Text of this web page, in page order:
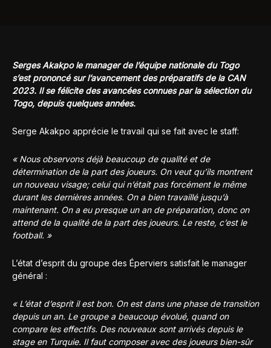
Serges Akakpo le manager de l’équipe nationale du Togo
s’est prononcé sur l’avancement des préparatifs de la CAN
2023. Il se félicite des avancées connues par la sélection du
Togo, depuis quelques années.
Serge Akakpo apprécie le travail qui se fait avec le staff:
« Nous observons déjà beaucoup de qualité et de
détermination de la part des joueurs. On veut qu’ils montrent
un nouveau visage; celui qui n’était pas forcément le même
durant les dernières années. On a bien travaillé jusqu’à
maintenant. On a eu presque un an de préparation, donc on
attend de la qualité de la part des joueurs. Le reste, c’est le
football. »
L’état d’esprit du groupe des Éperviers satisfait le manager
général :
« L’état d’esprit il est bon. On est dans une phase de transition
depuis un an. Le groupe a beaucoup évolué, quand on
compare les effectifs. Des nouveaux sont arrivés depuis le
stage en Turquie. Il faut composer avec des joueurs bien-sûr